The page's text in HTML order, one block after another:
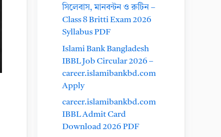
সিলেবাস, মানবন্টন ও রুটিন –
Class 8 Britti Exam 2026
Syllabus PDF
Islami Bank Bangladesh
IBBL Job Circular 2026 –
career.islamibankbd.com
Apply
career.islamibankbd.com
IBBL Admit Card
Download 2026 PDF